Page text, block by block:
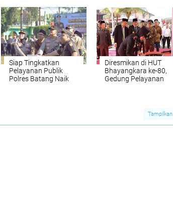
Siap Tingkatkan
Pelayanan Publik
Polres Batang Naik
Diresmikan di HUT
Bhayangkara ke-80,
Gedung Pelayanan
Tampilkan